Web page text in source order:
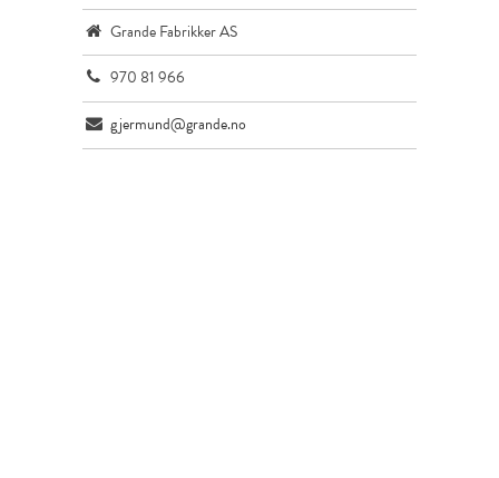
Grande Fabrikker AS
970 81 966
gjermund@grande.no